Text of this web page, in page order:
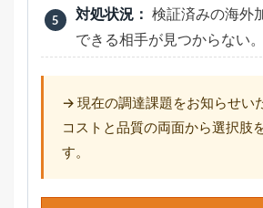
対処状況： 検証済みの海外
できる相手が見つからない。
→ 現在の調達課題をお知らせい
コストと品質の両面から選択肢
す。